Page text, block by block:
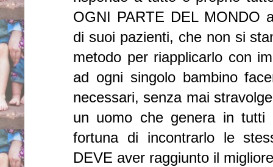
OGNI PARTE DEL MONDO
di suoi pazienti, che non si
metodo per riapplicarlo con
ad ogni singolo bambino
necessari, senza mai
un uomo che genera in tutti
fortuna di incontrarlo le
DEVE aver raggiunto il